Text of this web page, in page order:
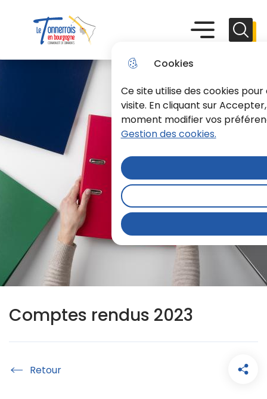
Cookies
Ce site utilise des cookies
visite. En cliquant sur
moment modifier vos
Gestion des cookies.
au
menu
Aller à la
recherche
principal
le plan du
Menu principal Menu
Comptes rendus 2023
Accueil